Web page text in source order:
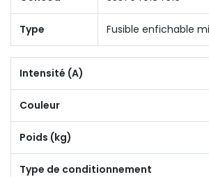
Type Fusible enfichable
Intensité (A)
Couleur
Poids (kg)
Type de conditionnement